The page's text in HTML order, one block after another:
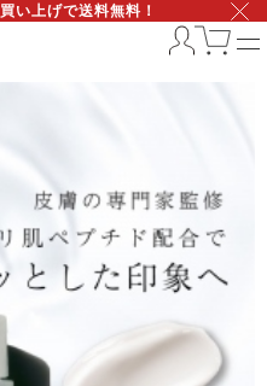
い上げで送料無料！